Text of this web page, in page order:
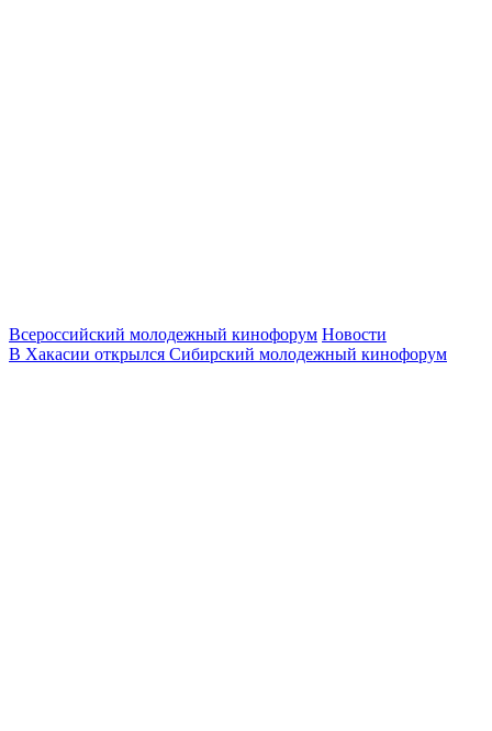
Всероссийский молодежный кинофорум Новости
В Хакасии открылся Сибирский молодежный кинофорум